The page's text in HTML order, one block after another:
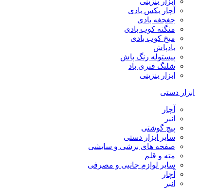
آچار بکس بادی
جغجغه بادی
منگنه کوب بادی
میخ کوب بادی
بادپاش
پیستوله رنگ پاش
شلنگ فنری باد
ابزار بنزینی
ابزار دستی
آچار
انبر
پیچ گوشتی
سایر ابزار دستی
صفحه های برشی و سایشی
مته و قلم
سایر لوازم جانبی و مصرفی
آچار
انبر